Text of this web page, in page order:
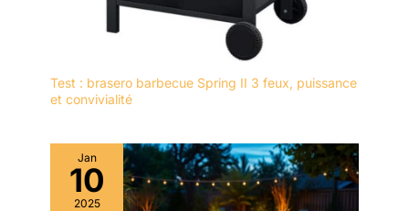
Test : brasero barbecue Spring II 3 feux, puissance
et convivialité
Jan
10
2025